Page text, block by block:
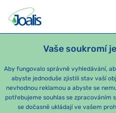
Vaše soukromí
Aby fungovalo správně vyhledávání,
abyste jednoduše zjistili stav vaší
nevhodnou reklamou a abyste se
potřebujeme souhlas se zpracováním
se dočasně ukládají ve vašem
PRODUKTY PODLE OBTÍŽÍ
e-shop Joalis